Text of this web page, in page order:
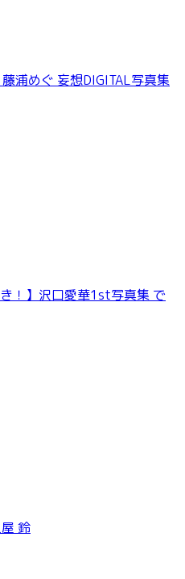
浦めぐ 妄想DIGITAL写真集
！】沢口愛華1st写真集 で
鈴